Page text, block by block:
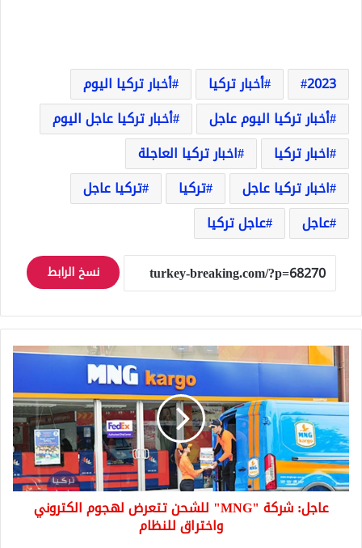
2023 أخبار تركيا
أخبار تركيا اليوم
أخبار تركيا اليوم عاجل
أخبار تركيا عاجل اليوم
اخبار تركيا
اخبار تركيا العاجلة
اخبار تركيا عاجل
تركيا
تركيا عاجل
عاجل
عاجل تركيا
نسخ الرابط
عاجل:
شركة
"MNG"
للشحن
تتعرض
لهجوم
الكتروني
واختراق
للنظام
عاجل: شركة "MNG" للشحن تتعرض لهجوم الكتروني
واختراق للنظام